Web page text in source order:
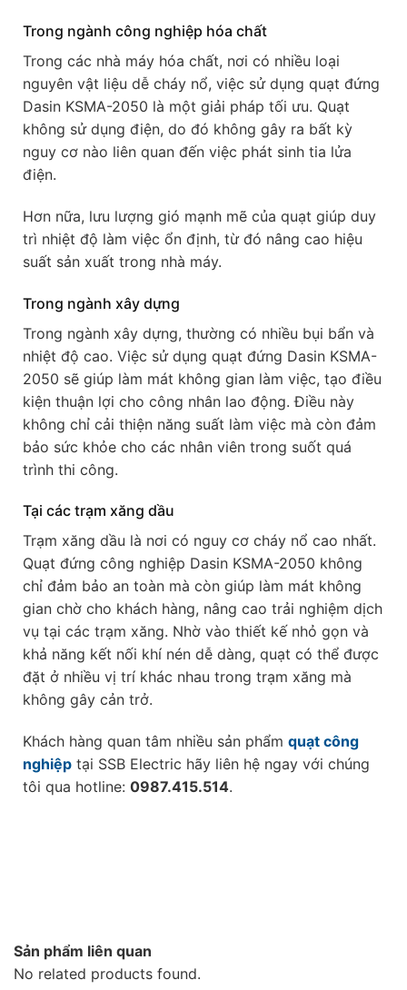
Trong ngành công nghiệp hóa chất
Trong các nhà máy hóa chất, nơi có nhiều loại
nguyên vật liệu dễ cháy nổ, việc sử dụng quạt đứng
Dasin KSMA-2050 là một giải pháp tối ưu. Quạt
không sử dụng điện, do đó không gây ra bất kỳ
nguy cơ nào liên quan đến việc phát sinh tia lửa
điện.
Hơn nữa, lưu lượng gió mạnh mẽ của quạt giúp duy
trì nhiệt độ làm việc ổn định, từ đó nâng cao hiệu
suất sản xuất trong nhà máy.
Trong ngành xây dựng
Trong ngành xây dựng, thường có nhiều bụi bẩn và
nhiệt độ cao. Việc sử dụng quạt đứng Dasin KSMA-
2050 sẽ giúp làm mát không gian làm việc, tạo điều
kiện thuận lợi cho công nhân lao động. Điều này
không chỉ cải thiện năng suất làm việc mà còn đảm
bảo sức khỏe cho các nhân viên trong suốt quá
trình thi công.
Tại các trạm xăng dầu
Trạm xăng dầu là nơi có nguy cơ cháy nổ cao nhất.
Quạt đứng công nghiệp Dasin KSMA-2050 không
chỉ đảm bảo an toàn mà còn giúp làm mát không
gian chờ cho khách hàng, nâng cao trải nghiệm dịch
vụ tại các trạm xăng. Nhờ vào thiết kế nhỏ gọn và
khả năng kết nối khí nén dễ dàng, quạt có thể được
đặt ở nhiều vị trí khác nhau trong trạm xăng mà
không gây cản trở.
Khách hàng quan tâm nhiều sản phẩm quạt công
nghiệp tại SSB Electric hãy liên hệ ngay với chúng
tôi qua hotline: 0987.415.514.
Sản phẩm liên quan
No related products found.